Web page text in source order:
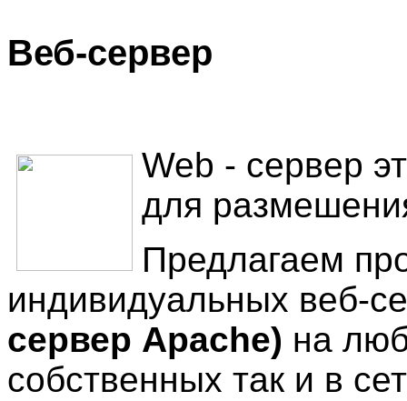
Веб-сервер
Web - сервер
для
Предлагаем
индивидуальных веб-
сервер Apache) на
собственных так и в